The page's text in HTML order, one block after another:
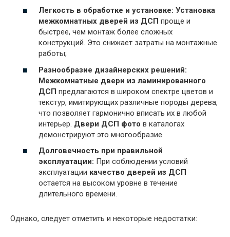
Легкость в обработке и установке: Установка
межкомнатных дверей из ДСП проще и
быстрее, чем монтаж более сложных
конструкций. Это снижает затраты на монтажные
работы;
Разнообразие дизайнерских решений:
Межкомнатные двери из ламинированного
ДСП предлагаются в широком спектре цветов и
текстур, имитирующих различные породы дерева,
что позволяет гармонично вписать их в любой
интерьер. Двери ДСП фото в каталогах
демонстрируют это многообразие.
Долговечность при правильной
эксплуатации: При соблюдении условий
эксплуатации качество дверей из ДСП
остается на высоком уровне в течение
длительного времени.
Однако, следует отметить и некоторые недостатки: